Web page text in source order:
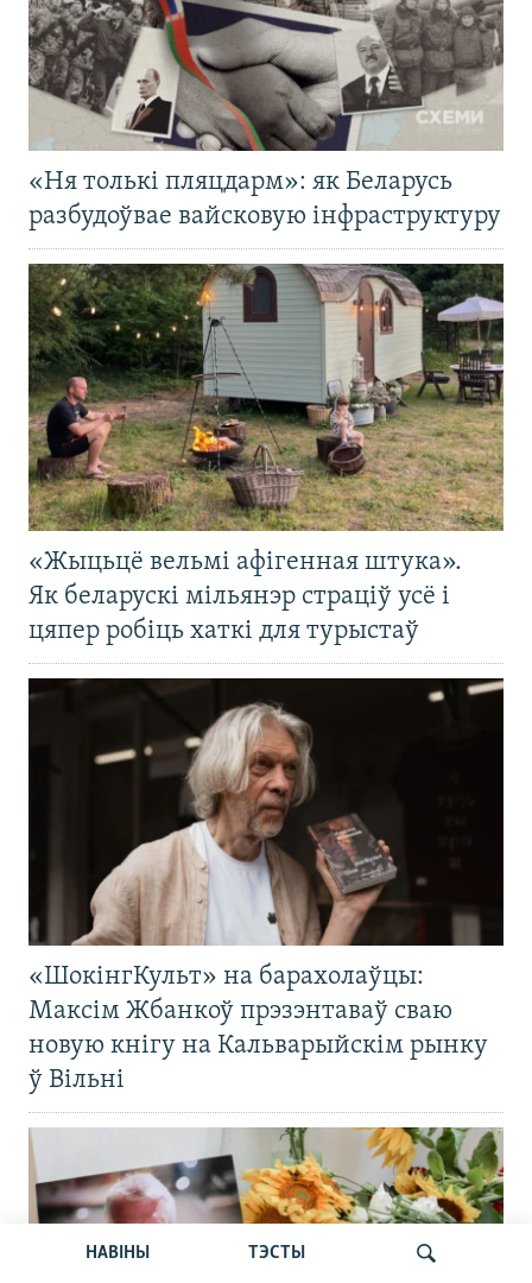
НАВІНЫ ТЭСТЫ
«Ня толькі пляцдарм»: як Беларусь
разбудоўвае вайсковую інфраструктуру
«Жыцьцё вельмі афігенная штука».
Як беларускі мільянэр страціў усё і
цяпер робіць хаткі для турыстаў
«ШокінгКульт» на барахолаўцы:
Максім Жбанкоў прэзэнтаваў сваю
новую кнігу на Кальварыйскім рынку
ў Вільні